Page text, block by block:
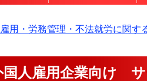
用・労務管理・不法就労に関す
国人雇用企業向け